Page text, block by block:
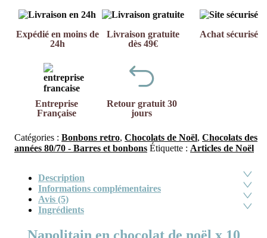
Expédié en moins de
24h
Livraison gratuite
dès 49€
Achat sécurisé
Entreprise
Française
Retour gratuit 30
jours
Catégories : Bonbons retro, Chocolats de Noël, Chocolats des
années 80/70 - Barres et bonbons Étiquette : Articles de Noël
Description
Informations complémentaires
Avis (5)
Ingrédients